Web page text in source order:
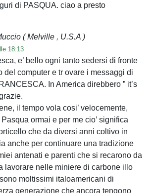
di PASQUA. ciao a presto
( Melville , U.S.A )
18:13
e’ bello ogni tanto sedersi di fronte
del computer e tr ovare i messaggi di
In America direbbero ” it’s
il tempo vola cosi’ velocemente,
Pasqua ormai e per me cio’ significa
che da diversi anni coltivo in
anche per continuare una tradizione
antenati e parenti che si recarono da
lavorare nelle miniere di carbone illo
moltissimi italoamericani di
generazione che ancora tengono